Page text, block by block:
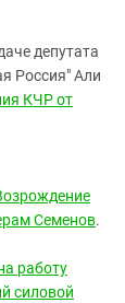
депутата
Россия" Али
КЧР от
Семенов.
работу
силовой